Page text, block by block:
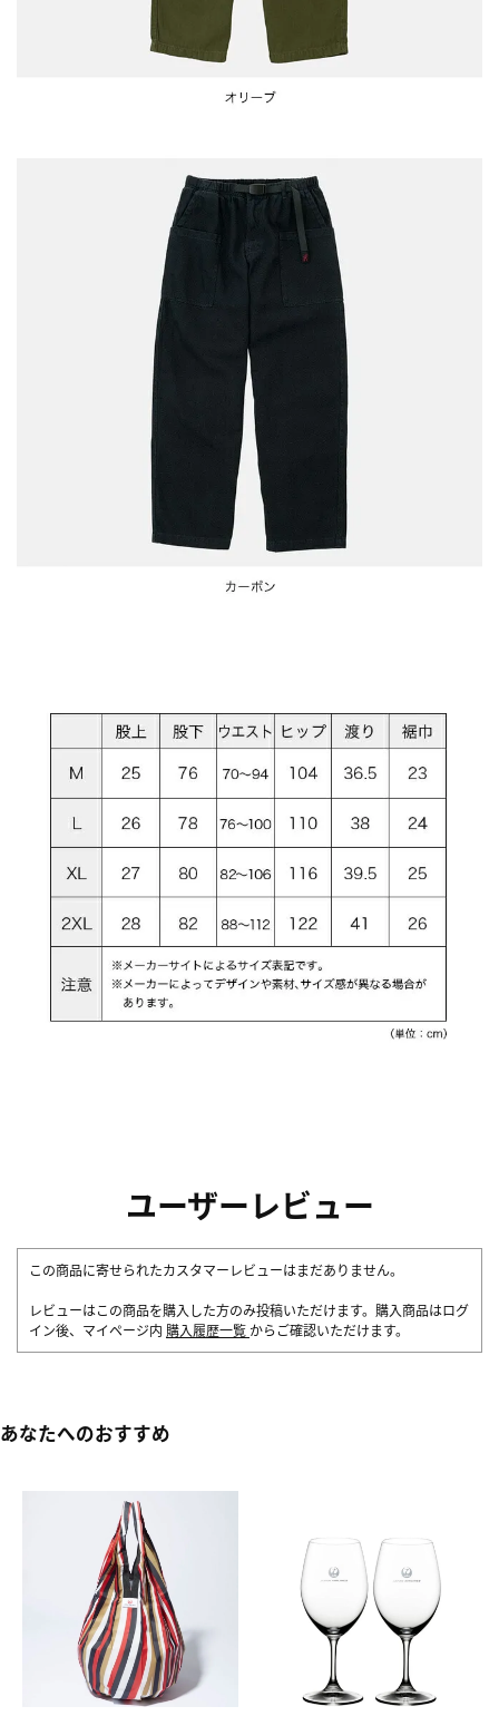
ユーザーレビュー
この商品に寄せられたカスタマーレビューはまだありません。
レビューはこの商品を購入した方のみ投稿いただけます。購入商品はログ
イン後、マイページ内 購入履歴一覧 からご確認いただけます。
あなたへのおすすめ